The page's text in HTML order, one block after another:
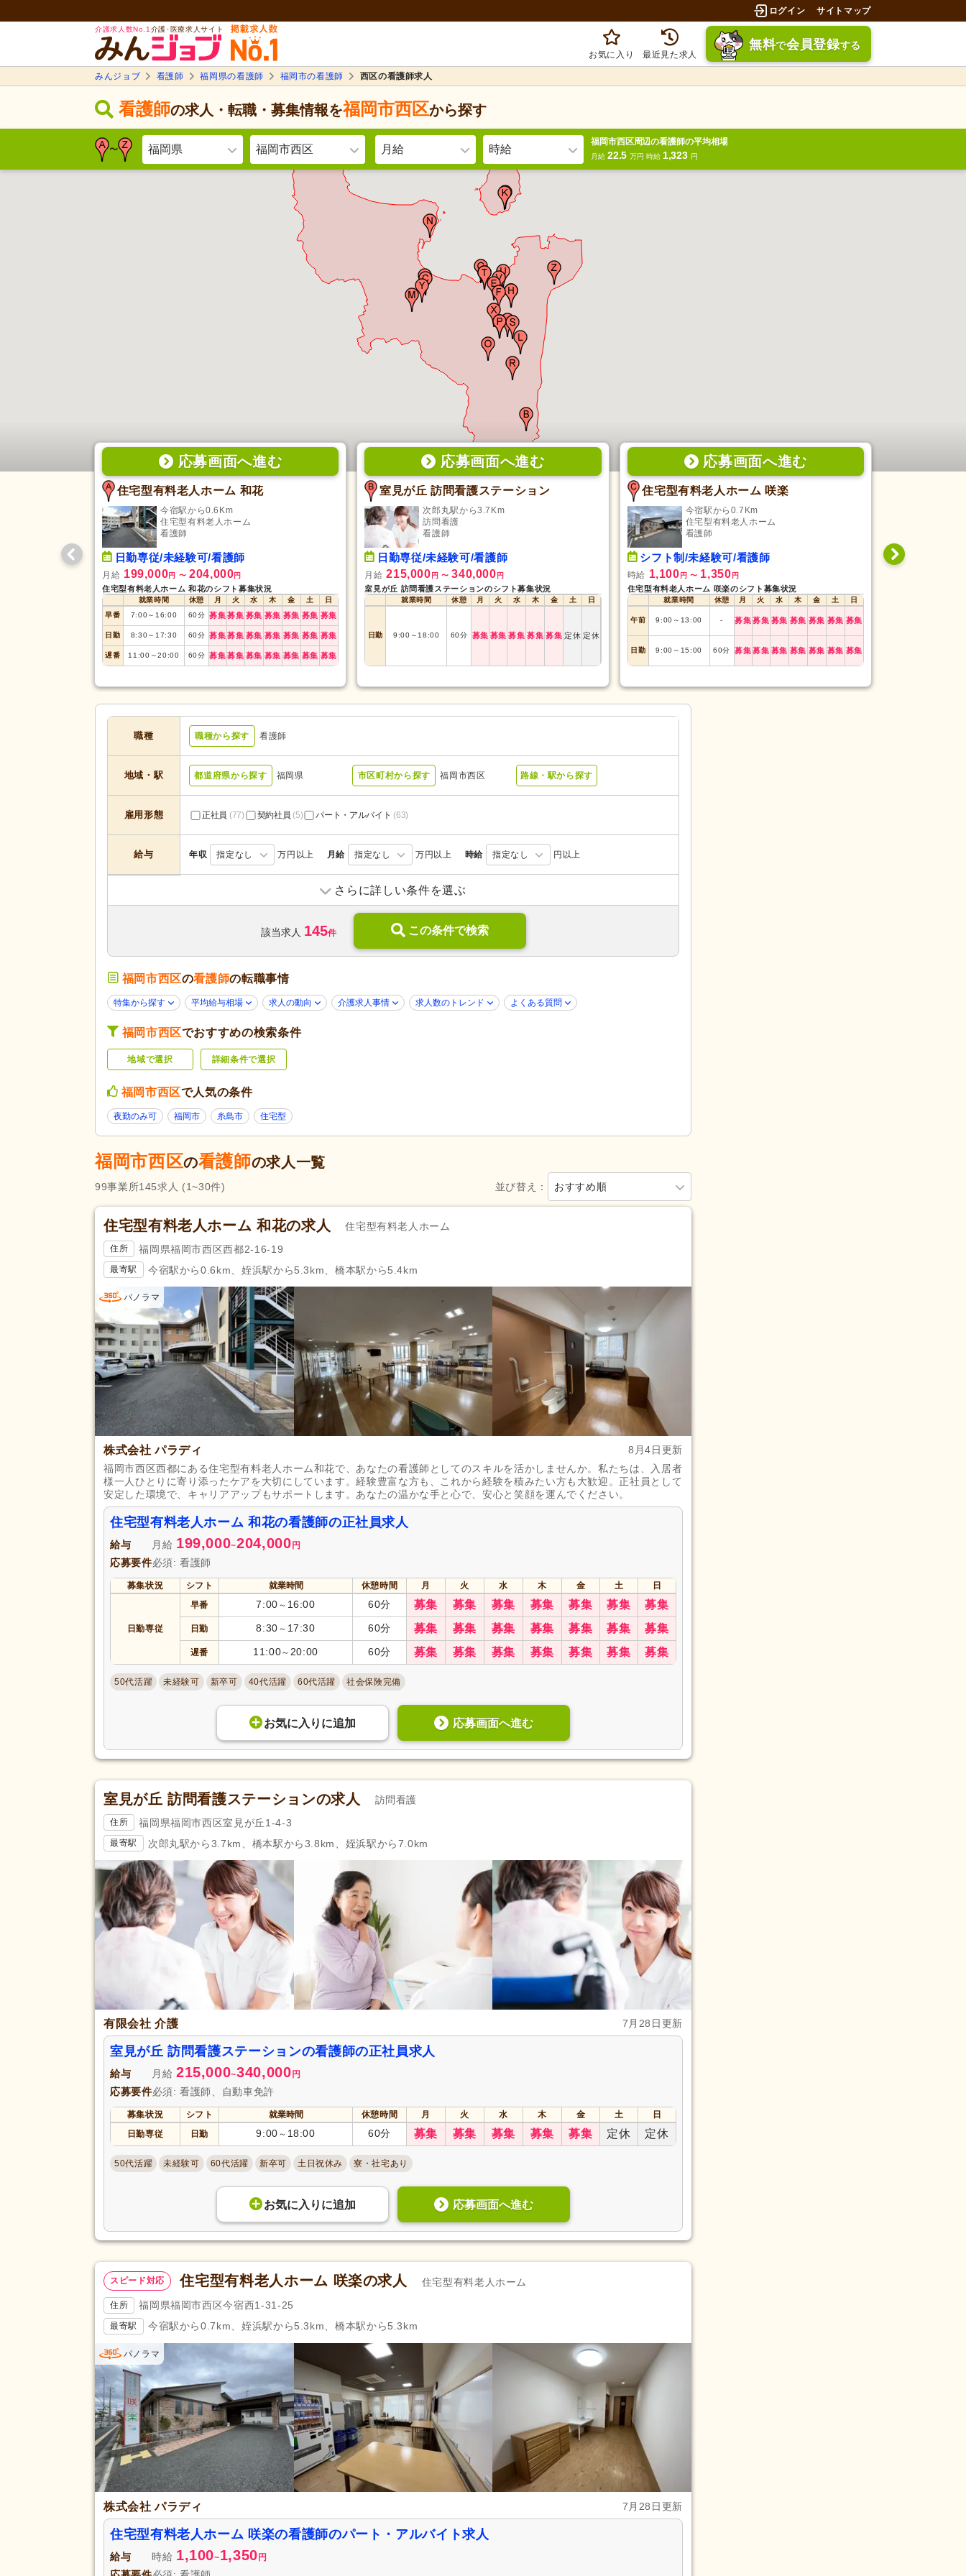
ログイン サイトマップ
介護求人数No.1 介護･医療求人サイト
お気に入り 最近見た求人
無料で会員登録する
みんジョブ 看護師 福岡県の看護師 福岡市の看護師 西区の看護師求人
看護師の求人・転職・募集情報を福岡市西区から探す
〜 福岡県 福岡市西区 月給 時給
福岡市西区周辺の看護師の平均相場
月給 22.5万円 時給 1,323 円
応募画面へ進む
住宅型有料老人ホーム 和花
今宿駅から0.6Km
住宅型有料老人ホーム
看護師
日勤専従/未経験可/看護師
月給 199,000円 〜 204,000円
住宅型有料老人ホーム 和花のシフト募集状況
就業時間 休憩 月 火 水 木 金 土
日
早番
7:00～ 16:00 60分 募集募集 募集 募集 募集 募集 募集
日勤 8:30～ 17:30 60分 募集募集 募集 募集 募集 募集 募集
遅番 11:00 ～20:00 60分 募集募集 募集 募集 募集 募集 募集
応募画面へ進む
室見が丘 訪問看護ステーション
次郎丸駅から3.7Km
訪問看護
看護師
日勤専従/未経験可/看護師
月給 215,000 円 〜 340,000 円
室見が丘 訪問看護ステーションのシフト募集状況
就業時間 休憩 月 火 水 木 金 土 日
日勤 9:00 ～ 18:00 60分 募集 募集 募集 募集 募集 定休 定休
応募画面へ進む
住宅型有料老人ホーム 咲楽
今宿駅から0.7Km
住宅型有料老人ホーム
看護師
シフト制/未経験可/看護師
時給 1,100 円 〜 1,350 円
住宅型有料老人ホーム 咲楽のシフト募集状況
就業時間 休憩 月 火 水 木 金 土 日
午前 9:00 ～ 13:00 - 募集募集 募集 募集 募集 募集 募集
日勤 9:00 ～ 15:00 60分 募集募集 募集 募集 募集 募集 募集
日勤専従/未
職種 職種から探す 看護師
地域・駅 都道府県から探す 福岡県 市区町村から探す 福岡市西区 路線・駅から探す
雇用形態 正社員 (77) 契約社員 (5) パート・アルバイト (63)
給与 年収 指定なし 万円以上 月給 指定なし 万円以上 時給 指定なし 円以上
デイサービス(18)
小規模多機能型居宅介護(4) ショートステイ(2) 住宅型有料老人ホーム(10)
介護付き有料老人ホーム(4) サービス付き高齢者向け住宅(2)
介護老人保健施設(2)
看護小規模多機能型居宅介護
だわり
学歴不問(125)
子育てママパパ活躍
掲載30日以内(27)
残業ほぼなし (131) 日勤のみ可(87)
夜勤のみ可 午後のみ可 (7)
週3日から可(19) 週4日から可 (4)
即日勤務可(4)
看護師(145) 自動車免許(41)
休日・休暇
完全週休2日(30) 4週8休 (12)
土日休み(7) 土日祝休み(6) 土曜休み (4)
日曜休み(30) 年間休日110日以上(15) 年間休日120日以上(8)
産休あり(105) 育休あり(137) 介護休業
看護休暇 (37) 夏季休暇(18) 冬季休暇(5)
年末年始休暇(20)
給与・手当
福利厚生
企業年金(9) 昇給あり(129) 復職支援あり(23)
退職金あり (55) 日・祝給与アップ(5) 住宅手当 (13)
資格取得支援あり(15) 通勤手当
扶養手当(17) 再雇用制度あり(60) 正社員登用あり(31)
副業可(6)
アクセス
駅近 自動車通勤可(121) 自転車通勤可(106)
さらに詳しい条件を選ぶ
該当求人 145件 この条件で検索
福岡市西区の看護師の転職事情
特集から探す 平均給与相場 求人の動向 介護求人事情 求人数のトレンド よくある質問
福岡市西区でおすすめの検索条件
地域で選択 詳細条件で選択
福岡市西区で人気の条件
夜勤のみ可 福岡市 糸島市 住宅型
福岡市西区の看護師の求人一覧
並び替え： おすすめ順
99事業所145求人 (1~30件)
住宅型有料老人ホーム 和花の求人 住宅型有料老人ホーム
住所 福岡県福岡市西区西都2-16-19
最寄駅 今宿駅から0.6km、姪浜駅から5.3km、橋本駅から5.4km
パノラマ
株式会社 パラディ
8月4日更新
福岡市西区西都にある住宅型有料老人ホーム和花で、あなたの看護師としてのスキルを活かしませんか。私たちは、入居者
様一人ひとりに寄り添ったケアを大切にしています。経験豊富な方も、これから経験を積みたい方も大歓迎。正社員として
安定した環境で、キャリアアップもサポートします。あなたの温かな手と心で、安心と笑顔を運んでください。
住宅型有料老人ホーム 和花の看護師の正社員求人
給与 月給 199,000~204,000 円
応募要件必須: 看護師
募集状況 シフト 就業時間 休憩時間 月 火 水 木 金 土 日
日勤専従
早番 7:00 ～ 16:00 60分 募集 募集 募集 募集 募集 募集 募集
日勤 8:30 ～ 17:30 60分 募集 募集 募集 募集 募集 募集 募集
遅番 11:00～ 20:00 60分 募集 募集 募集 募集 募集 募集 募集
50代活躍 未経験可 新卒可 40代活躍 60代活躍 社会保険完備
お気に入り に追加 応募画面へ進む
室見が丘 訪問看護ステーションの求人 訪問看護
住所 福岡県福岡市西区室見が丘1-4-3
最寄駅 次郎丸駅から3.7km、橋本駅から3.8km、姪浜駅から7.0km
有限会社 介護 7月28日更新
室見が丘 訪問看護ステーションの看護師の正社員求人
給与 月給 215,000~340,000 円
応募要件必須: 看護師、自動車免許
募集状況 シフト 就業時間 休憩時間 月 火 水 木 金 土
日
日勤専従
日勤 9:00 ～ 18:00 60分 募集 募集 募集 募集 募集 定休 定休
50代活躍 未経験可 60代活躍 新卒可 土日祝休み 寮・社宅あり
お気に入り に追加 応募画面へ進む
スピード対応 住宅型有料老人ホーム 咲楽の求人 住宅型有料老人ホーム
住所 福岡県福岡市西区今宿西1-31-25
最寄駅 今宿駅から0.7km、姪浜駅から5.3km、橋本駅から5.3km
パノラマ
株式会社 パラディ 7月28日更新
住宅型有料老人ホーム 咲楽の看護師のパート・アルバイト求人
給与 時給 1,100~1,350円